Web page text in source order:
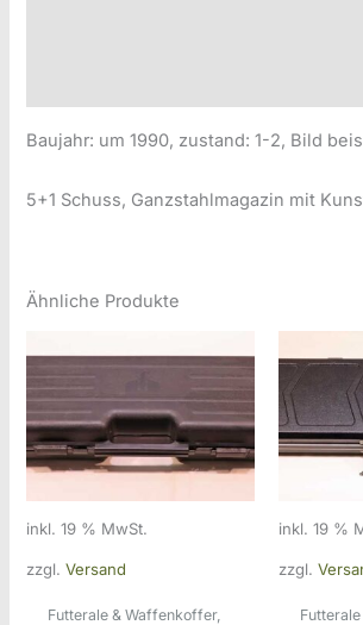
Baujahr: um 1990, zustand: 1-2, Bild
5+1 Schuss, Ganzstahlmagazin mit
Ähnliche Produkte
inkl. 19 % MwSt.
zzgl.Versand
Futterale & Waffenkoffer,
inkl. 19 %
zzgl.